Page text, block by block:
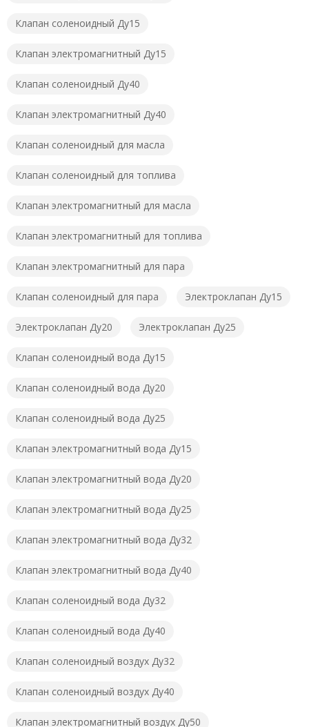
Клапан соленоидный Ду15
Клапан электромагнитный Ду15
Клапан соленоидный Ду40
Клапан электромагнитный Ду40
Клапан соленоидный для масла
Клапан соленоидный для топлива
Клапан электромагнитный для масла
Клапан электромагнитный для топлива
Клапан электромагнитный для пара
Клапан соленоидный для пара Электроклапан Ду15
Электроклапан Ду20 Электроклапан Ду25
Клапан соленоидный вода Ду15
Клапан соленоидный вода Ду20
Клапан соленоидный вода Ду25
Клапан электромагнитный вода Ду15
Клапан электромагнитный вода Ду20
Клапан электромагнитный вода Ду25
Клапан электромагнитный вода Ду32
Клапан электромагнитный вода Ду40
Клапан соленоидный вода Ду32
Клапан соленоидный вода Ду40
Клапан соленоидный воздух Ду32
Клапан соленоидный воздух Ду40
Клапан электромагнитный воздух Ду50